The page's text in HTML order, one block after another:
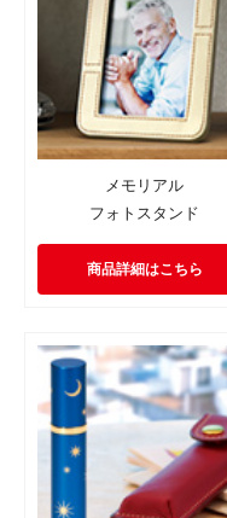
メモリアル
フォトスタンド
商品詳細はこちら